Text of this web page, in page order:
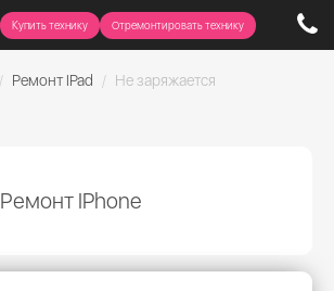
Купить технику Отремонтировать технику
Ремонт IPad Не заряжается
Ремонт IPhone